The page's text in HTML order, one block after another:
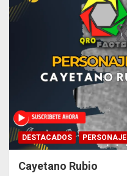
DESTACADOS
Cayetano Rubio